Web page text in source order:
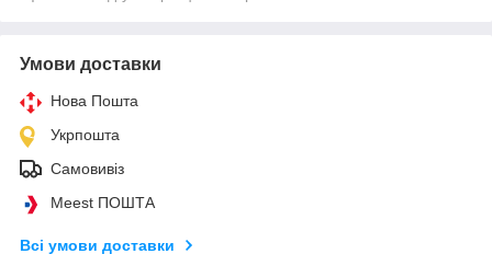
Умови доставки
Нова Пошта
Укрпошта
Самовивіз
Meest ПОШТА
Всі умови доставки